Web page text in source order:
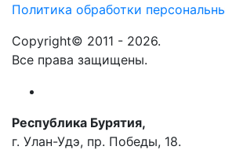
Политика обработки
Copyright© 2011 - 2026.
Все права защищены.
Республика Бурятия,
г. Улан-Удэ, пр. Победы, 18.